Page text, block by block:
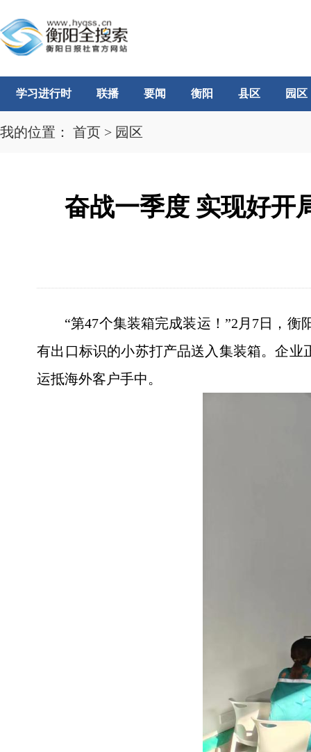
学习进行时 联播 要闻 衡阳 县区 园区
我的位置： 首页 > 园区
奋战一季度 实现好开
“第47个集装箱完成装运！”2月7日，
有出口标识的小苏打产品送入集装箱。企
运抵海外客户手中。